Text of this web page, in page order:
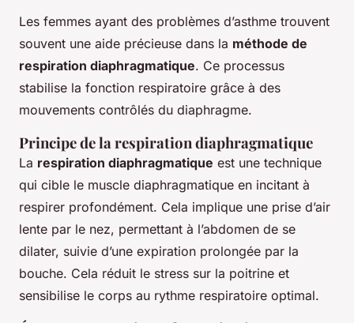
Les femmes ayant des problèmes d’asthme trouvent
souvent une aide précieuse dans la méthode de
respiration diaphragmatique. Ce processus
stabilise la fonction respiratoire grâce à des
mouvements contrôlés du diaphragme.
Principe de la respiration diaphragmatique
La respiration diaphragmatique est une technique
qui cible le muscle diaphragmatique en incitant à
respirer profondément. Cela implique une prise d’air
lente par le nez, permettant à l’abdomen de se
dilater, suivie d’une expiration prolongée par la
bouche. Cela réduit le stress sur la poitrine et
sensibilise le corps au rythme respiratoire optimal.